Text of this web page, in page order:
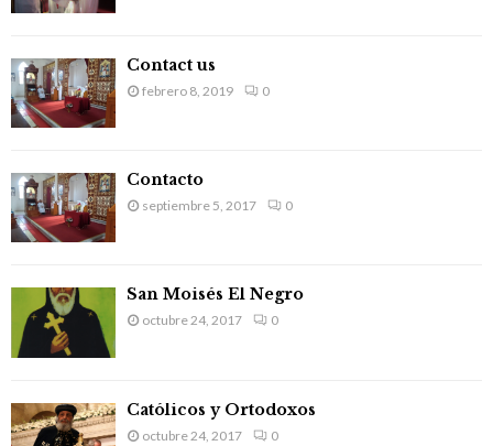
:
Contact us
febrero 8, 2019 0
Contacto
septiembre 5, 2017 0
San Moisés El Negro
octubre 24, 2017 0
Católicos y Ortodoxos
octubre 24, 2017 0